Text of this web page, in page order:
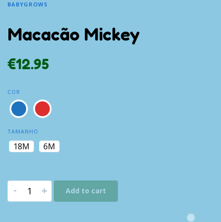
BABYGROWS
Macacão Mickey
€12.95
COR
TAMANHO
18M 6M
- + Add to cart